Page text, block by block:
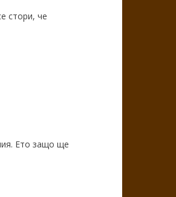
стори, че
Ето защо ще